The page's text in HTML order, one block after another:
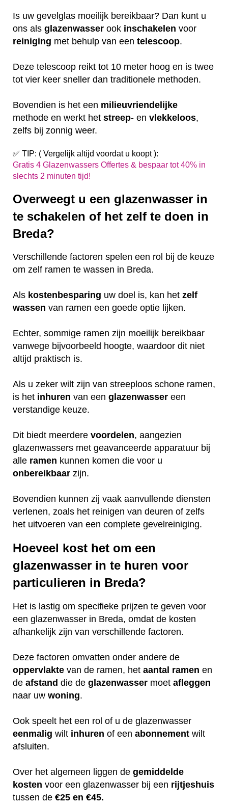
Is uw gevelglas moeilijk bereikbaar? Dan kunt u
ons als glazenwasser ook inschakelen voor
reiniging met behulp van een telescoop.
Deze telescoop reikt tot 10 meter hoog en is twee
tot vier keer sneller dan traditionele methoden.
Bovendien is het een milieuvriendelijke
methode en werkt het streep- en vlekkeloos,
zelfs bij zonnig weer.
✅ TIP: ( Vergelijk altijd voordat u koopt ):
Gratis 4 Glazenwassers Offertes & bespaar tot 40% in
slechts 2 minuten tijd!
Overweegt u een glazenwasser in
te schakelen of het zelf te doen in
Breda?
Verschillende factoren spelen een rol bij de keuze
om zelf ramen te wassen in Breda.
Als kostenbesparing uw doel is, kan het zelf
wassen van ramen een goede optie lijken.
Echter, sommige ramen zijn moeilijk bereikbaar
vanwege bijvoorbeeld hoogte, waardoor dit niet
altijd praktisch is.
Als u zeker wilt zijn van streeploos schone ramen,
is het inhuren van een glazenwasser een
verstandige keuze.
Dit biedt meerdere voordelen, aangezien
glazenwassers met geavanceerde apparatuur bij
alle ramen kunnen komen die voor u
onbereikbaar zijn.
Bovendien kunnen zij vaak aanvullende diensten
verlenen, zoals het reinigen van deuren of zelfs
het uitvoeren van een complete gevelreiniging.
Hoeveel kost het om een
glazenwasser in te huren voor
particulieren in Breda?
Het is lastig om specifieke prijzen te geven voor
een glazenwasser in Breda, omdat de kosten
afhankelijk zijn van verschillende factoren.
Deze factoren omvatten onder andere de
oppervlakte van de ramen, het aantal ramen en
de afstand die de glazenwasser moet afleggen
naar uw woning.
Ook speelt het een rol of u de glazenwasser
eenmalig wilt inhuren of een abonnement wilt
afsluiten.
Over het algemeen liggen de gemiddelde
kosten voor een glazenwasser bij een rijtjeshuis
tussen de €25 en €45.